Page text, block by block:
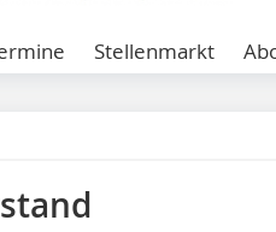
Stellenmarkt